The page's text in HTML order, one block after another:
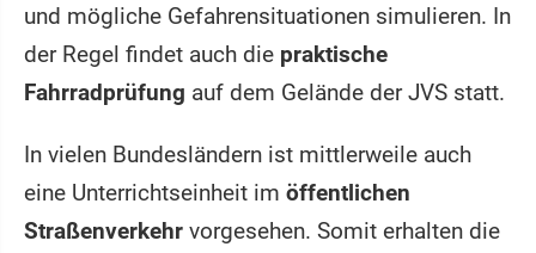
und mögliche Gefahrensituationen simulieren. In
der Regel findet auch die praktische
Fahrradprüfung auf dem Gelände der JVS statt.
In vielen Bundesländern ist mittlerweile auch
eine Unterrichtseinheit im öffentlichen
Straßenverkehr vorgesehen. Somit erhalten die